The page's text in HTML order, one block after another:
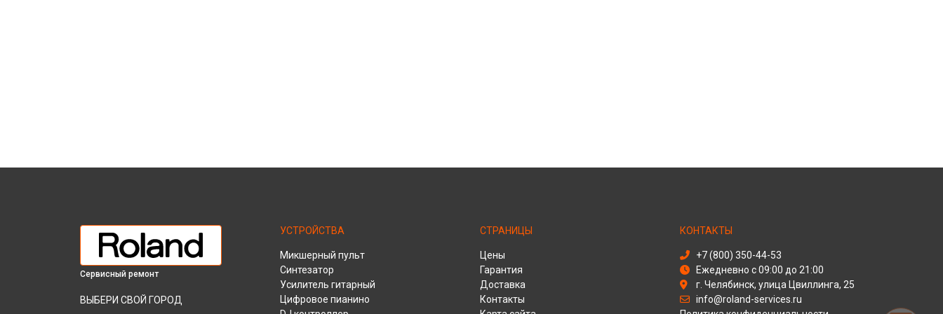
Сервисный ремонт
ВЫБЕРИ СВОЙ ГОРОД
УСТРОЙСТВА
Микшерный пульт
Синтезатор
Усилитель гитарный
Цифровое пианино
СТРАНИЦЫ
Цены
Гарантия
Доставка
Контакты
КОНТАКТЫ
+7 (800) 350-44-53
Ежедневно с 09:00 до 21:00
г. Челябинск, улица Цвиллинга, 25
info@roland-services.ru